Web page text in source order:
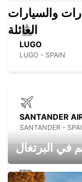
LUGO
LUGO - SPAIN
SANTANDER
SANTANDER -
والسيارات
العائلة
في البرتغال